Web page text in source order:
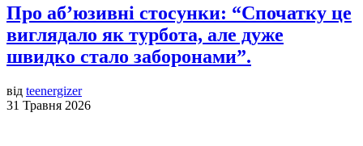
Про аб’юзивні стосунки: “Спочатку це
виглядало як турбота, але дуже
швидко стало заборонами”.
від teenergizer
31 Травня 2026